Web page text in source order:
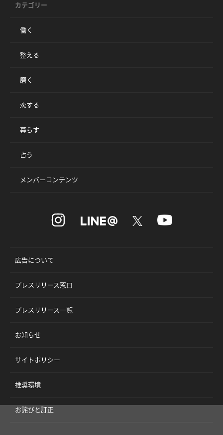
カテゴリー
働く
整える
磨く
恋する
暮らす
占う
メンバーコンテンツ
広告について
プレスリリース窓口
プレスリリース一覧
お知らせ
サイトポリシー
推奨環境
お詫びと訂正